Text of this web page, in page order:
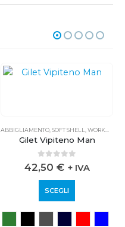
ABBIGLIAMENTO SOFT SHELL WORKWEAR
Gilet Vipiteno Man
0out of 5
42,50 € + IVA
SCEGLI